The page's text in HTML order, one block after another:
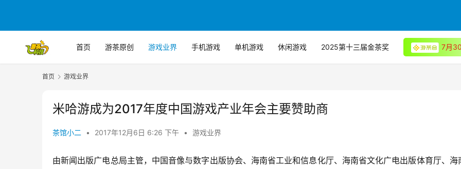
首页 游茶原创 游戏业界 手机游戏 单机游戏 休闲游戏 2025第十三届金茶奖 7月
首页 游戏业界
米哈游成为2017年度中国游戏产业年会主要赞助商
茶馆小二 • 2017年12月6日 6:26 下午 • 游戏业界
由新闻出版广电总局主管，中国音像与数字出版协会、海南省工业和信息化厅、海南省文化广电出版体育厅、海